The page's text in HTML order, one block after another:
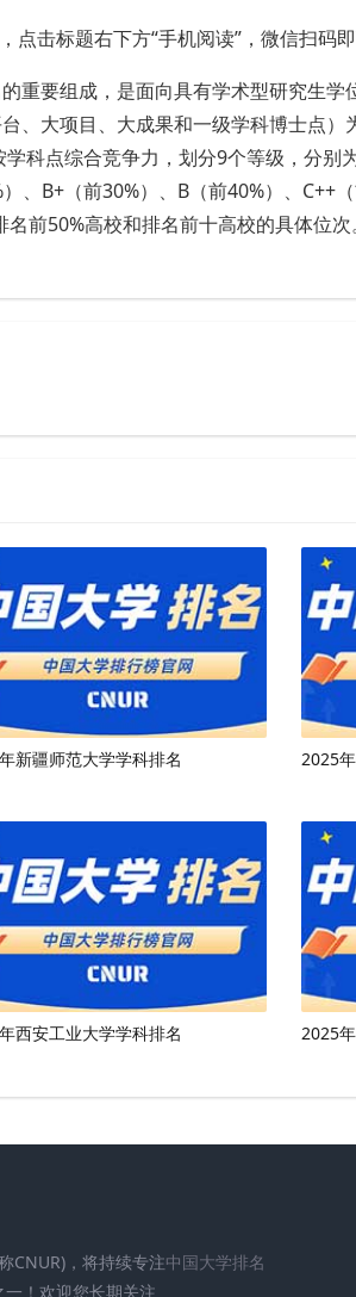
点击标题右下方“手机阅读”，微信扫码
重要组成，是面向具有学术型研究生学
、大项目、大成果和一级学科博士点
科点综合竞争力，划分9个等级，分别
、B+（前30%）、B（前40%）、C++（
前50%高校和排名前十高校的具体位次。
新疆师范大学学科排名 2025
西安工业大学学科排名 2025
CNUR)，将持续专注中国大学排名
！欢迎您长期关注